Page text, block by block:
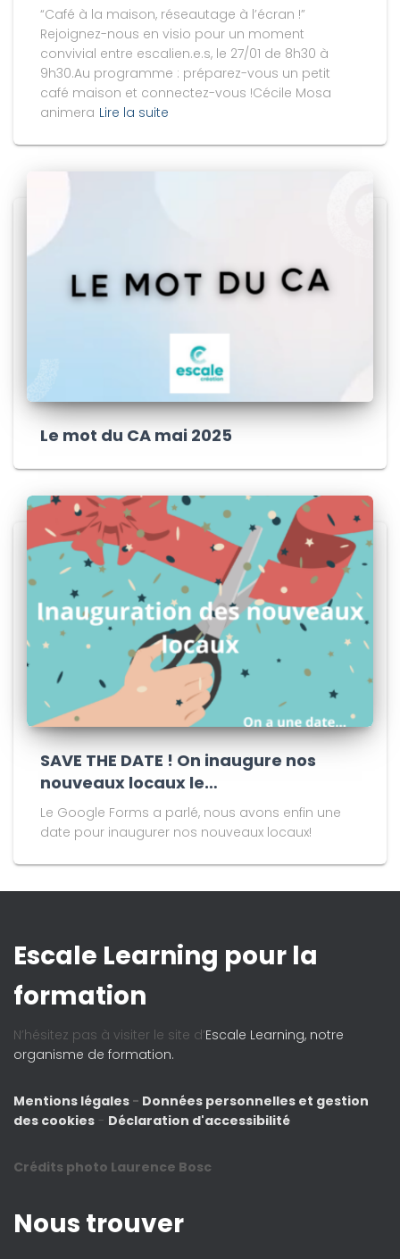
“Café à la maison, réseautage à l’écran !”
Rejoignez-nous en visio pour un moment
convivial entre escalien.e.s, le 27/01 de 8h30 à
9h30.Au programme : préparez-vous un petit
café maison et connectez-vous !Cécile Mosa
animera Lire la suite
Le mot du CA mai 2025
SAVE THE DATE ! On inaugure nos
nouveaux locaux le…
Le Google Forms a parlé, nous avons enfin une
date pour inaugurer nos nouveaux locaux!
Escale Learning pour la
formation
N’hésitez pas à visiter le site d’Escale Learning, notre
organisme de formation.
Mentions légales - Données personnelles et gestion
des cookies - Déclaration d'accessibilité
Crédits photo Laurence Bosc
Nous trouver